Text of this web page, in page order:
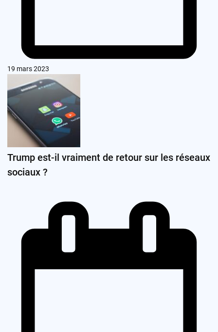
19 mars 2023
Trump est-il vraiment de retour sur les réseaux
sociaux ?